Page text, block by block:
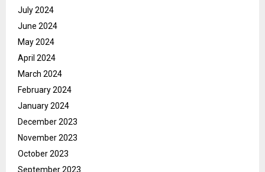
July 2024
June 2024
May 2024
April 2024
March 2024
February 2024
January 2024
December 2023
November 2023
October 2023
September 2023